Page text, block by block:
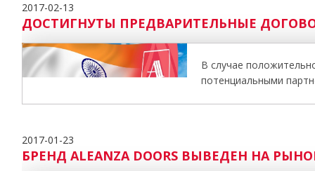
2017-02-13
ДОСТИГНУТЫ ПРЕДВАРИТЕЛЬНЫЕ
В случае
потенциальными
2017-01-23
БРЕНД ALEANZA DOORS ВЫВЕДЕН НА